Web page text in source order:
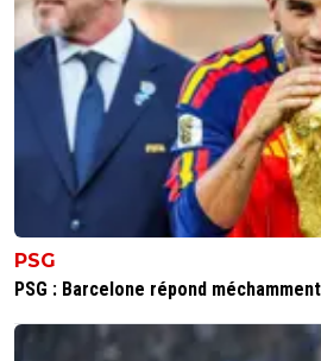
PSG
PSG : Barcelone répond